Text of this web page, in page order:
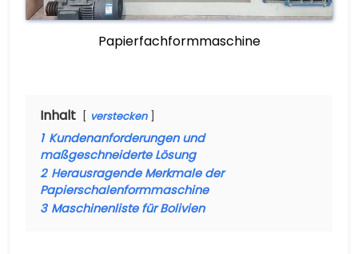
Papierfachformmaschine
Inhalt verstecken
1 Kundenanforderungen und
maßgeschneiderte Lösung
2 Herausragende Merkmale der
Papierschalenformmaschine
3 Maschinenliste für Bolivien